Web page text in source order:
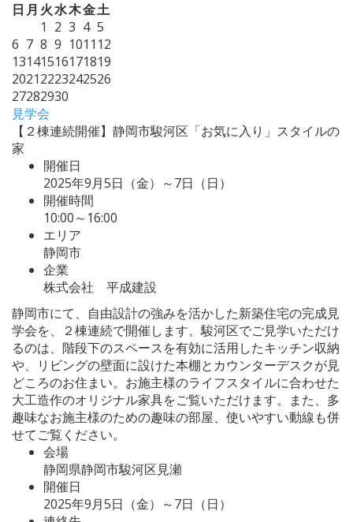
日 月 火水木金土
1 2 3 4 5
6 7 8 9 1011 12
13141516171819
20212223242526
27282930
見学会
【２棟連続開催】静岡市駿河区「お気に入り」スタイルの
家
開催日
2025年9月5日（金）～7日（日）
開催時間
10:00～16:00
エリア
静岡市
企業
株式会社 平成建設
静岡市にて、自由設計の強みを活かした新築住宅の完成見
学会を、２棟連続で開催します。駿河区でご見学いただけ
るのは、階段下のスペースを有効に活用したキッチン収納
や、リビングの壁面に設けた本棚とカウンターデスクが見
どころのお住まい。お施主様のライフスタイルに合わせた
大工造作のオリジナル家具をご覧いただけます。また、多
趣味なお施主様のための趣味の部屋、使いやすい動線も併
せてご覧ください。
会場
静岡県静岡市駿河区見瀬
開催日
2025年9月5日（金）～7日（日）